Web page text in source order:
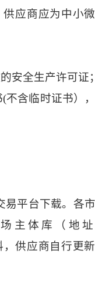
供应商应为中小微
安全生产许可证；
(不含临时证书）
易平台下载。 各
主体库（地址
供应商自行更新